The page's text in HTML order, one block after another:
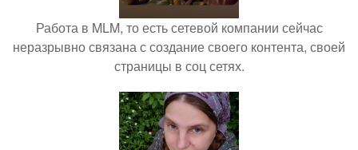
Работа в MLM, то есть сетевой компании сейчас
неразрывно связана с создание своего контента, своей
страницы в соц сетях.